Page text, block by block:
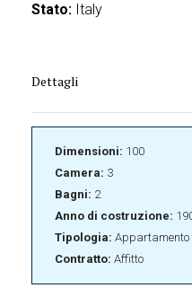
Stato: Italy
Dettagli
Dimensioni: 100
Camera: 3
Bagni: 2
Anno di costruzione:
Tipologia: Appartamento
Contratto: Affitto